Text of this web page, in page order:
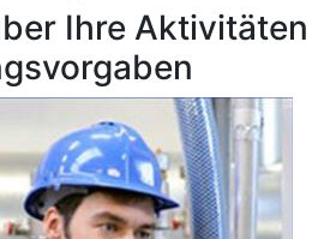
Ihre Aktivitäten